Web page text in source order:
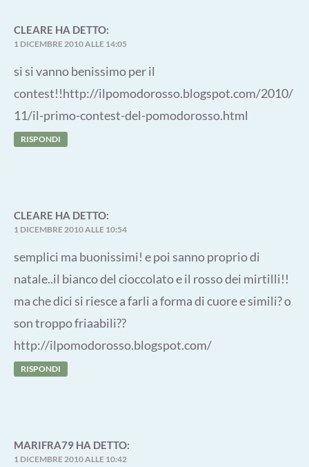
CLEARE HA DETTO:
1 DICEMBRE 2010 ALLE 14:05
si si vanno benissimo per il
contest!!http://ilpomodorosso.blogspot.com/2010/
11/il-primo-contest-del-pomodorosso.html
RISPONDI
CLEARE HA DETTO:
1 DICEMBRE 2010 ALLE 10:54
semplici ma buonissimi! e poi sanno proprio di
natale..il bianco del cioccolato e il rosso dei mirtilli!!
ma che dici si riesce a farli a forma di cuore e simili? o
son troppo friaabili??
http://ilpomodorosso.blogspot.com/
RISPONDI
MARIFRA79 HA DETTO:
1 DICEMBRE 2010 ALLE 10:42